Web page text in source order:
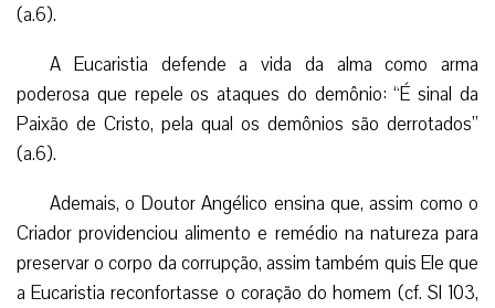
(a.6).
A Eucaristia defende a vida da alma como arma
poderosa que repele os ataques do demônio: “É sinal da
Paixão de Cristo, pela qual os demônios são derrotados”
(a.6).
Ademais, o Doutor Angélico ensina que, assim como o
Criador providenciou alimento e remédio na natureza para
preservar o corpo da corrupção, assim também quis Ele que
a Eucaristia reconfortasse o coração do homem (cf. Sl 103,